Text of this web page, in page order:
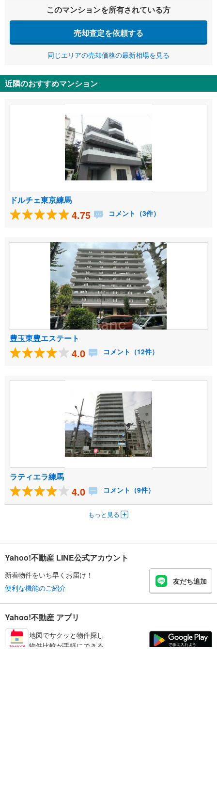
このマンションを所有されている方
売却査定を依頼する
同じエリアの売却価格の最新相場を見る
近隣のおすすめマンション
ドルチェ東京練馬
4.75 コメント（3件）
豊玉東豊エステート
4.0 コメント（12件）
ラティエラ練馬
4.0 コメント（9件）
もっと見る
Yahoo!不動産 LINE公式アカウント
新着物件をいち早くお届け！
便利な機能のご紹介
友だち追加
Yahoo!不動産 アプリ
地図でサクッと物件探し
物件比較が手軽にできる